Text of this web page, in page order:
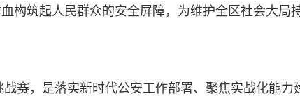
构筑起人民群众的安全屏障，为维护全区社会大局
赛，是落实新时代公安工作部署、聚焦实战化能力